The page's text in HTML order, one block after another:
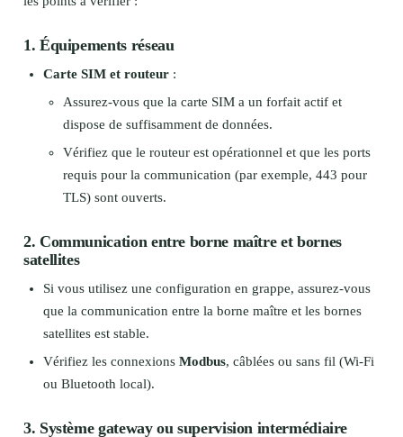
1. Équipements réseau
Carte SIM et routeur :
Assurez-vous que la carte SIM a un forfait actif et
dispose de suffisamment de données.
Vérifiez que le routeur est opérationnel et que les ports
requis pour la communication (par exemple, 443 pour
TLS) sont ouverts.
2. Communication entre borne maître et bornes
satellites
Si vous utilisez une configuration en grappe, assurez-vous
que la communication entre la borne maître et les bornes
satellites est stable.
Vérifiez les connexions Modbus, câblées ou sans fil (Wi-Fi
ou Bluetooth local).
3. Système gateway ou supervision intermédiaire